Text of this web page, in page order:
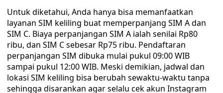
Untuk diketahui, Anda hanya bisa memanfaatkan
layanan SIM keliling buat memperpanjang SIM A dan
SIM C. Biaya perpanjangan SIM A ialah senilai Rp80
ribu, dan SIM C sebesar Rp75 ribu. Pendaftaran
perpanjangan SIM dibuka mulai pukul 09:00 WIB
sampai pukul 12:00 WIB. Meski demikian, jadwal dan
lokasi SIM keliling bisa berubah sewaktu-waktu tanpa
sehingga disarankan agar selalu cek akun Instagram